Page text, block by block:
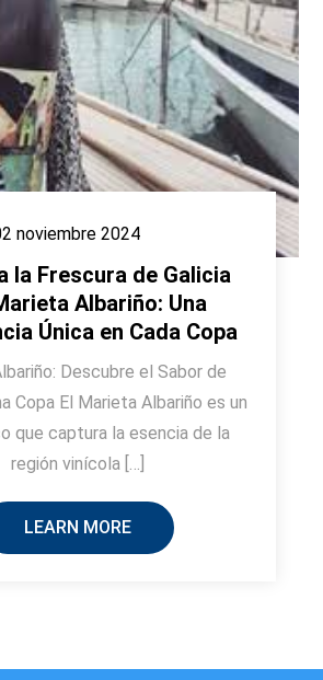
noviembre 2024
la Frescura de Galicia
Albariño: Una
Única en Cada Copa
Descubre el Sabor de
Copa El Marieta Albariño es un
que captura la esencia de la
región vinícola […]
LEARN MORE